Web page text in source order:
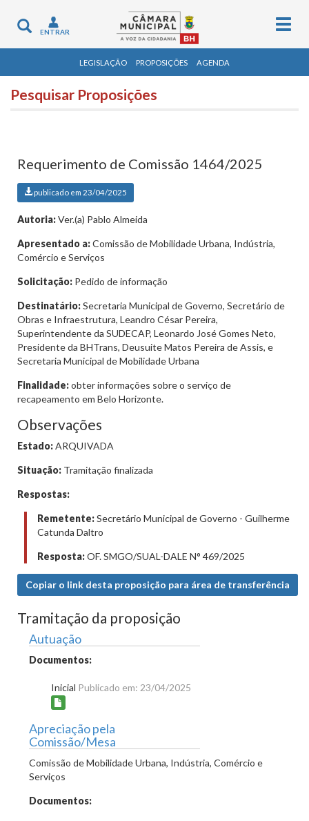
Toggle
navigation
ENTRAR
LEGISLAÇÃO PROPOSIÇÕES AGENDA
Pesquisar Proposições
Requerimento de Comissão 1464/2025
publicado em 23/04/2025
Autoria:Ver.(a) Pablo Almeida
Apresentado a:Comissão de Mobilidade Urbana, Indústria,
Comércio e Serviços
Solicitação: Pedido de informação
Destinatário:Secretaria Municipal de Governo, Secretário de
Obras e Infraestrutura, Leandro César Pereira,
Superintendente da SUDECAP, Leonardo José Gomes Neto,
Presidente da BHTrans, Deusuite Matos Pereira de Assis, e
Secretaria Municipal de Mobilidade Urbana
Finalidade:obter informações sobre o serviço de
recapeamento em Belo Horizonte.
Observações
Estado:ARQUIVADA
Situação: Tramitação finalizada
Respostas:
Remetente:Secretário Municipal de Governo - Guilherme
Catunda Daltro
Resposta:OF. SMGO/SUAL-DALE N° 469/2025
Copiar o link desta proposição para área de transferência
Tramitação da proposição
Autuação
Documentos:
Inicial Publicado em: 23/04/2025
Apreciação pela
Comissão/Mesa
Comissão de Mobilidade Urbana, Indústria, Comércio e
Serviços
Documentos: